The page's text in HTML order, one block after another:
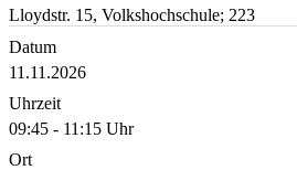
Lloydstr. 15, Volkshochschule; 223
Datum
11.11.2026
Uhrzeit
09:45 - 11:15 Uhr
Ort